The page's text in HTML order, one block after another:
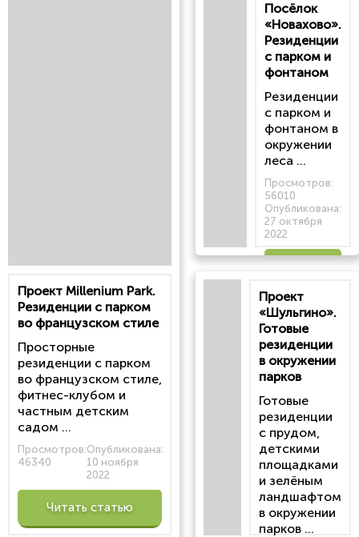
Проект Millenium Park.
Резиденции с парком
во французском стиле
Просторные
резиденции с парком
во французском стиле,
фитнес-клубом и
частным детским
садом ...
Просмотров:
46340
Опубликована:
10 ноября
2022
Читать статью
Посёлок
«Новахово».
Резиденции
с парком и
фонтаном
Резиденции
с парком и
фонтаном в
окружении
леса ...
Просмотров:
56010
Опубликована:
27 октября
2022
статью
Проект
«Шульгино».
Готовые
резиденции
в окружении
парков
Готовые
резиденции
с прудом,
детскими
площадками
и зелёным
ландшафтом
в окружении
парков ...